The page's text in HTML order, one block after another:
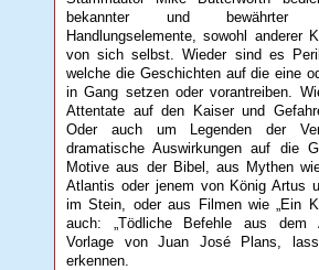
bekannter und bewährter
Handlungselemente, sowohl anderer
von sich selbst. Wieder sind es
welche die Geschichten auf die eine
in Gang setzen oder vorantreiben.
Attentate auf den Kaiser und
Oder auch um Legenden der
dramatische Auswirkungen auf die
Motive aus der Bibel, aus Mythen
Atlantis oder jenem von König Artus
im Stein, oder aus Filmen wie „Ein
auch: „Tödliche Befehle aus dem
Vorlage von Juan José Plans,
erkennen.